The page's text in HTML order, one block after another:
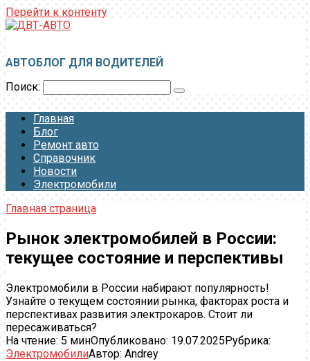
Перейти к контенту
АВТОБЛОГ ДЛЯ ВОДИТЕЛЕЙ
Поиск:
Главная
Блог
Ремонт авто
Справочник
Новости
Электромобили
Главная страница
Рынок электромобилей в России:
текущее состояние и перспективы
Электромобили в России набирают популярность!
Узнайте о текущем состоянии рынка, факторах роста и
перспективах развития электрокаров. Стоит ли
пересаживаться?
На чтение: 5 минОпубликовано: 19.07.2025Рубрика:
ЭлектромобилиАвтор: Andrey